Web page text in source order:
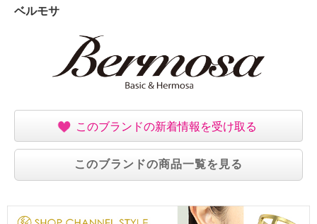
・中国製
ベルモサ
このブランドの新着情報を受け取る
このブランドの商品一覧を見る